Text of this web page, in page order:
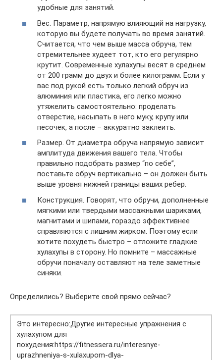
удобные для занятий.
Вес. Параметр, напрямую влияющий на нагрузку,
которую вы будете получать во время занятий.
Считается, что чем выше масса обруча, тем
стремительнее худеет тот, кто его регулярно
крутит. Современные хулахупы весят в среднем
от 200 грамм до двух и более килограмм. Если у
вас под рукой есть только легкий обруч из
алюминия или пластика, его легко можно
утяжелить самостоятельно: проделать
отверстие, насыпать в него муку, крупу или
песочек, а после – аккуратно заклеить.
Размер. От диаметра обруча напрямую зависит
амплитуда движения вашего тела. Чтобы
правильно подобрать размер “по себе”,
поставьте обруч вертикально – он должен быть
выше уровня нижней границы ваших ребер.
Конструкция. Говорят, что обручи, дополненные
мягкими или твердыми массажными шариками,
магнитами и шипами, гораздо эффективнее
справляются с лишним жирком. Поэтому если
хотите похудеть быстро – отложите гладкие
хулахупы в сторону. Но помните – массажные
обручи поначалу оставляют на теле заметные
синяки.
Определились? Выберите свой прямо сейчас?
Это интересно:Другие интересные упражнения с
хулахупом для
похудения:https://fitnessera.ru/interesnye-
uprazhneniya-s-xulaxupom-dlya-